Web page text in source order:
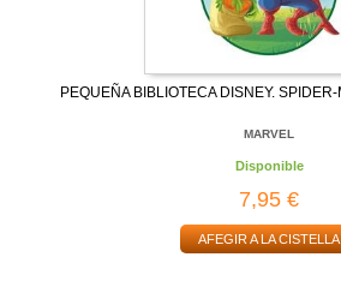
PEQUEÑA BIBLIOTECA DISNEY.
MARVEL
Disponible
7,95 €
AFEGIR A LA CISTELLA